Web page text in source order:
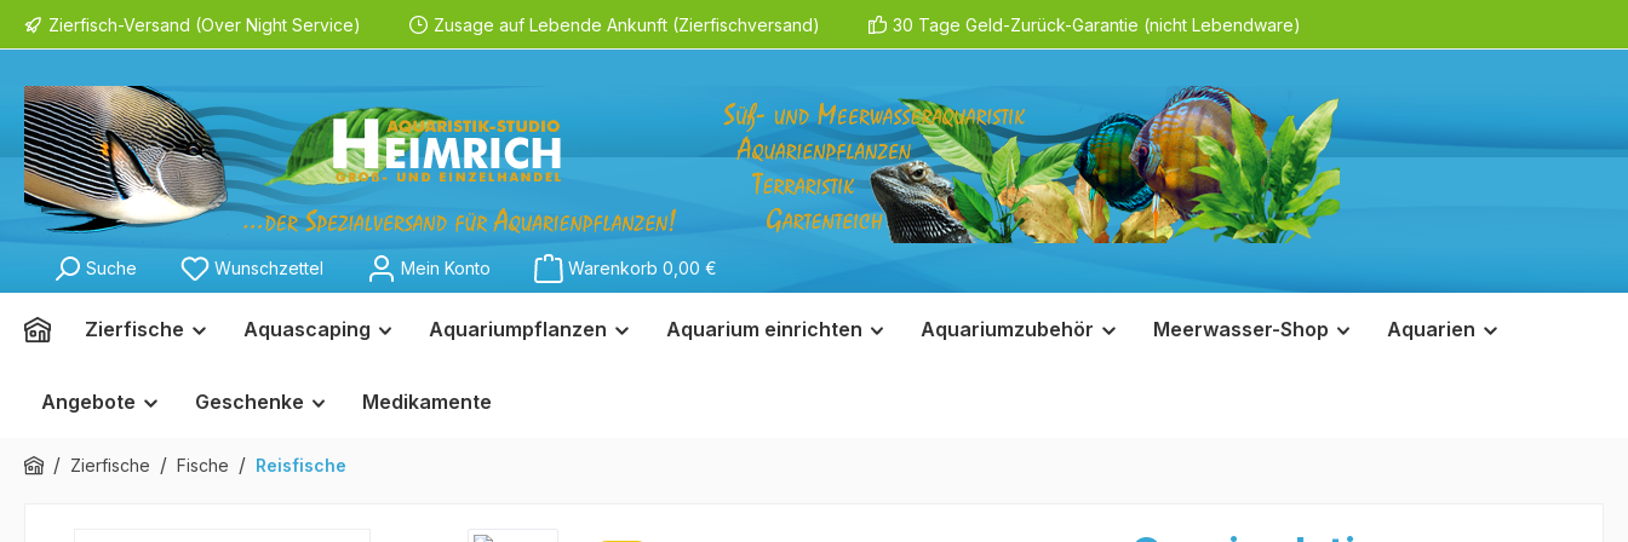
Zur Hauptnavigation springen
Zierfisch-Versand (Over Night Service) Zusage auf Lebende Ankunft (Zierfischversand) 30 Tage Geld-Zurück-Garantie (nicht Lebendware)
Suche Wunschzettel Mein Konto Warenkorb 0,00 €
Zierfische Aquascaping Aquariumpflanzen Aquarium einrichten Aquariumzubehör Meerwasser-Shop Aquarien
Angebote Geschenke Medikamente
/ Zierfische / Fische / Reisfische